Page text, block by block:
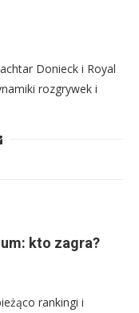
Donieck i Royal
rozgrywek i
kto zagra?
rankingi i